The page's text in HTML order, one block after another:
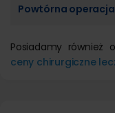
Powtórna
Posiadamy również
ceny chirurgiczne